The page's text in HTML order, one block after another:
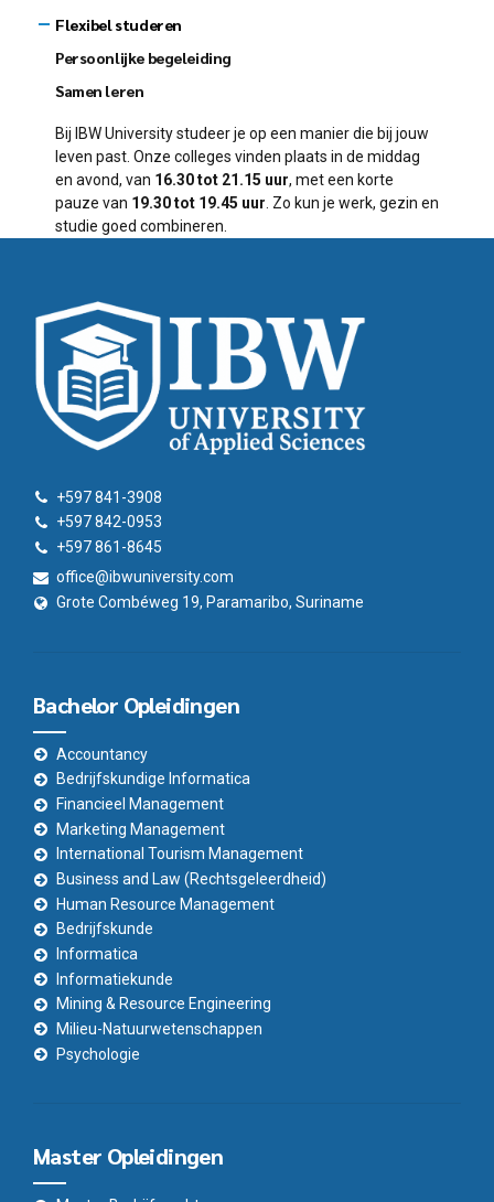
Flexibel studeren
Persoonlijke begeleiding
Samen leren
Bij IBW University studeer je op een manier die bij jouw
leven past. Onze colleges vinden plaats in de middag
en avond, van 16.30 tot 21.15 uur, met een korte
pauze van 19.30 tot 19.45 uur . Zo kun je werk, gezin en
studie goed combineren.
+597 841-3908
+597 842-0953
+597 861-8645
office@ibwuniversity.com
Grote Combéweg 19, Paramaribo, Suriname
Bachelor Opleidingen
Accountancy
Bedrijfskundige Informatica
Financieel Management
Marketing Management
International Tourism Management
Business and Law (Rechtsgeleerdheid)
Human Resource Management
Bedrijfskunde
Informatica
Informatiekunde
Mining & Resource Engineering
Milieu-Natuurwetenschappen
Psychologie
Master Opleidingen